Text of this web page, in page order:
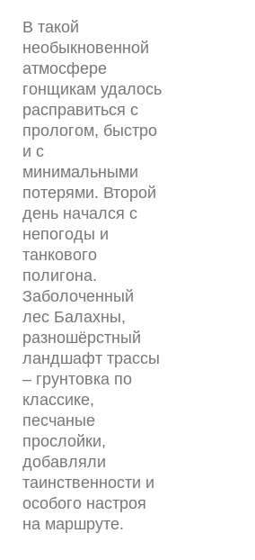
В такой
необыкновенной
атмосфере
гонщикам удалось
расправиться с
прологом, быстро
и с
минимальными
потерями. Второй
день начался с
непогоды и
танкового
полигона.
Заболоченный
лес Балахны,
разношёрстный
ландшафт трассы
– грунтовка по
классике,
песчаные
прослойки,
добавляли
таинственности и
особого настроя
на маршруте.